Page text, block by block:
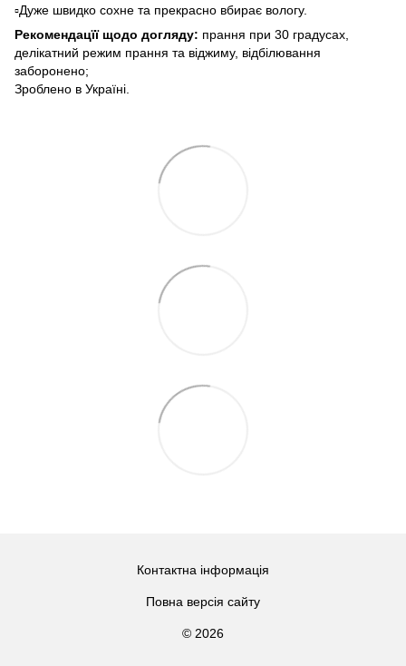
▫️Дуже швидко сохне та прекрасно вбирає вологу.
Рекомендацїї щодо догляду: прання при 30 градусах,
делікатний режим прання та віджиму, відбілювання
заборонено;
Зроблено в Україні.
Контактна інформація
Повна версія сайту
© 2026